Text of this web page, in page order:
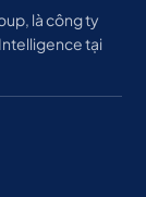
là công ty
tại